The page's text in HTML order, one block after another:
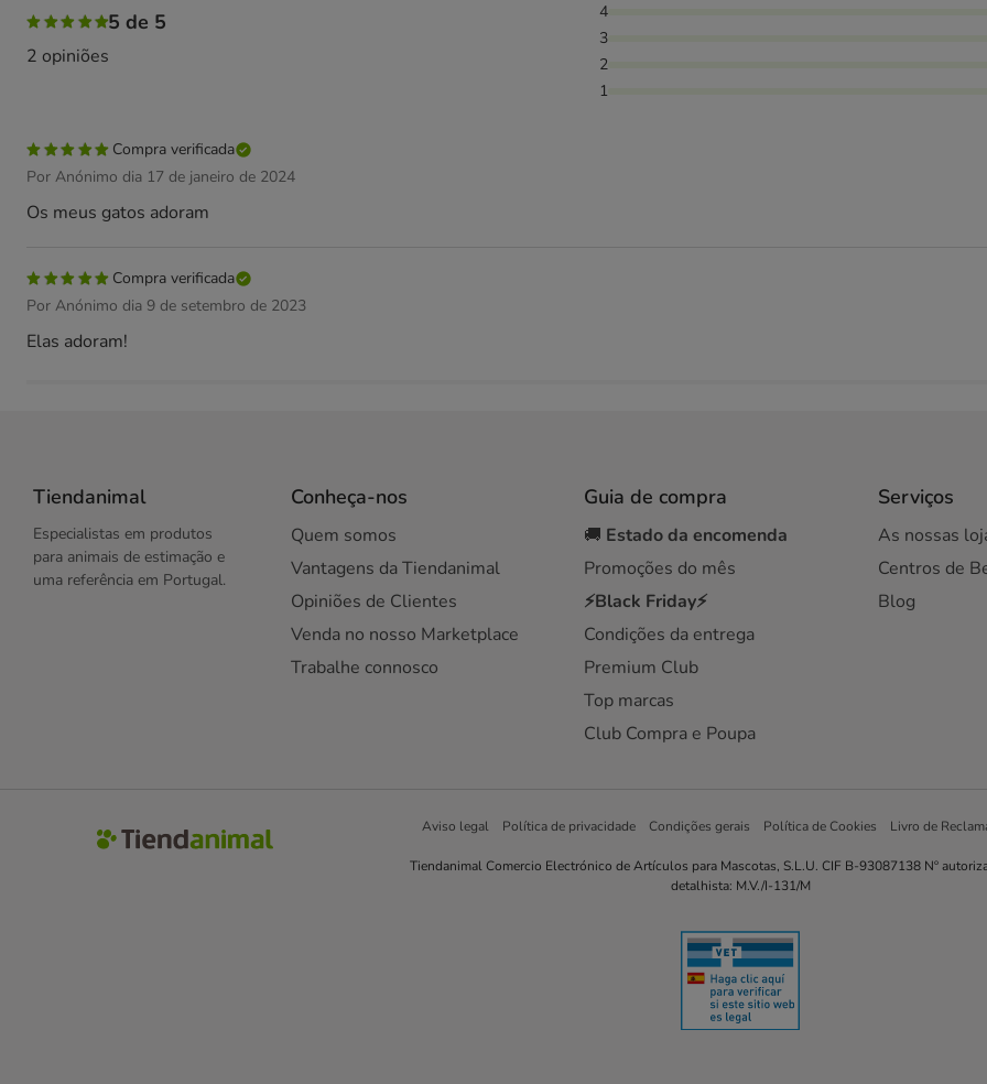
5 de 5
2 opiniões
4
3
2
1
Compra verificada
Por Anónimo dia 17 de janeiro de 2024
Os meus gatos adoram
Compra verificada
Por Anónimo dia 9 de setembro de 2023
Elas adoram!
Tiendanimal
Especialistas em produtos
para animais de estimação e
uma referência em Portugal.
Conheça-nos
Quem somos
Vantagens da Tiendanimal
Opiniões de Clientes
Venda no nosso Marketplace
Trabalhe connosco
Guia de compra
🚚 Estado da encomenda
Promoções do mês
⚡Black Friday⚡
Condições da entrega
Premium Club
Top marcas
Club Compra e Poupa
Serviços
As nossas
Centros de
Blog
Aviso legal Política de privacidade Condições gerais Política de Cookies Livro de
Tiendanimal Comercio Electrónico de Artículos para Mascotas, S.L.U. CIF B-93087138 Nº
detalhista: M.V./I-131/M